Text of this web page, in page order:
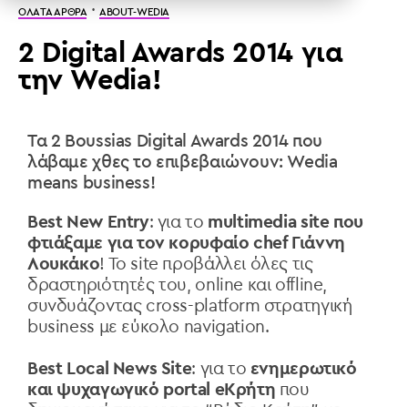
ΟΛΑ ΤΑ ΑΡΘΡΑ·ABOUT-WEDIA
2 Digital Awards 2014 για
την Wedia!
Τα 2 Boussias Digital Awards 2014 που
λάβαμε χθες το επιβεβαιώνουν: Wedia
means business!
Best New Entry: για το multimedia site που
φτιάξαμε για τον κορυφαίο chef Γιάννη
Λουκάκο! Το site προβάλλει όλες τις
δραστηριότητές του, online και offline,
συνδυάζοντας cross-platform στρατηγική
business με εύκολο navigation.
Best Local News Site: για το ενημερωτικό
και ψυχαγωγικό portal eΚρήτη που